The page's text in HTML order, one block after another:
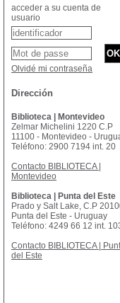
acceder a su cuenta de
usuario
Olvidé mi contraseña
Dirección
Biblioteca | Montevideo
Zelmar Michelini 1220 C.P
11100 - Montevideo -
Teléfono: 2900 7194 int. 20
Contacto BIBLIOTECA |
Montevideo
Biblioteca | Punta del Este
Prado y Salt Lake, C.P
Punta del Este - Uruguay
Teléfono: 4249 66 12 int.
Contacto BIBLIOTECA |
del Este